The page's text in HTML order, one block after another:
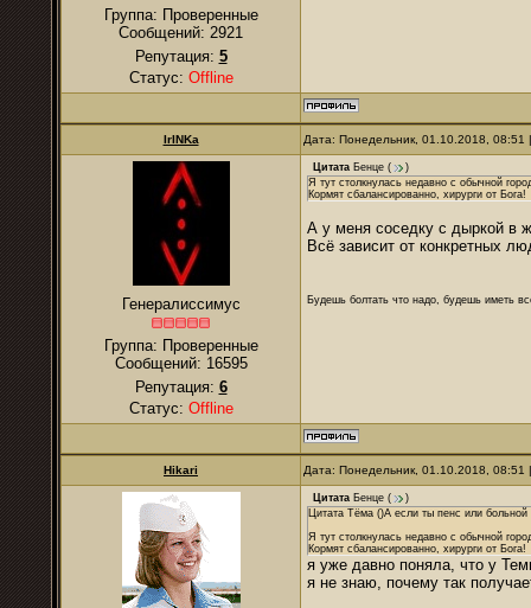
Группа: Проверенные
Сообщений: 2921
Репутация: 5
Статус: Offline
IrINKa Дата: Понедельник, 01.10.2018,
Генералиссимус
Группа: Проверенные
Сообщений: 16595
Репутация: 6
Статус: Offline
Цитата Бенце (
)
Я тут столкнулась недавно с обычной
Кормят сбалансированно, хирурги от Бога!
А у меня соседку с дыркой в
Всё зависит от конкретных
Будешь болтать что надо, будешь иметь
Hikari Дата: Понедельник, 01.10.2018,
Цитата Бенце (
)
Цитата Тёма ()А если ты пенс или больной
Я тут столкнулась недавно с обычной
Кормят сбалансированно, хирурги от Бога!
я уже давно поняла, что у
я не знаю, почему так